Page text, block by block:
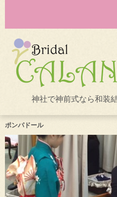
神社で神前式なら和装
ポンパドール